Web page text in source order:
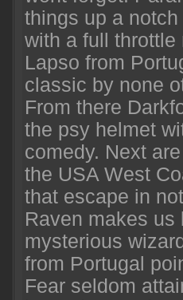
things up a
with a full throttle
Lapso from
classic by none
From there
the psy helmet
comedy. Next
the USA West
that escape in
Raven makes us
mysterious
from Portugal
Fear seldom